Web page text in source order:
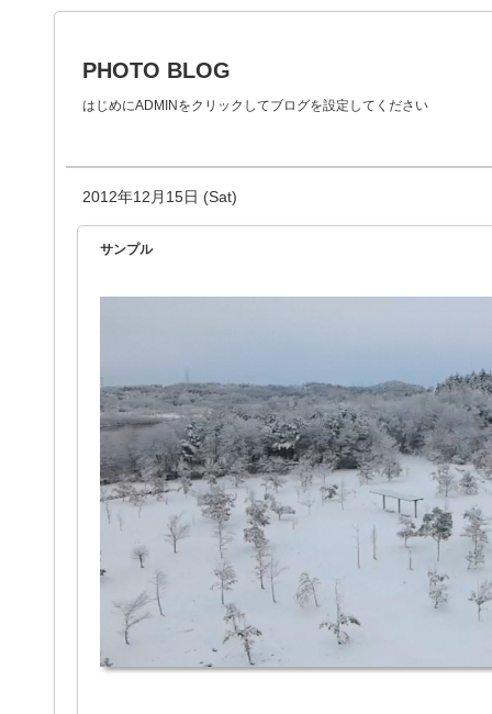
PHOTO BLOG
はじめにADMINをクリックしてブログを設定してください
2012年12月15日 (Sat)
サンプル